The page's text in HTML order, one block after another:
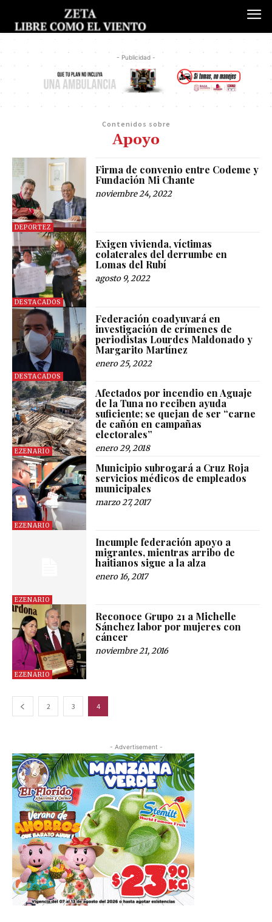
- Publicidad -
Contenidos sobre
Apoyo
DEPORTEZ
Firma de convenio entre Codeme y
Fundación Mi Chante
noviembre 24, 2022
DESTACADOS
Exigen vivienda, víctimas
colaterales del derrumbe en
Lomas del Rubí
agosto 9, 2022
DESTACADOS
Federación coadyuvará en
investigación de crímenes de
periodistas Lourdes Maldonado y
Margarito Martínez
enero 25, 2022
EZENARIO
Afectados por incendio en Aguaje
de la Tuna no reciben ayuda
suficiente; se quejan de ser “carne
de cañón en campañas
electorales”
enero 29, 2018
EZENARIO
Municipio subrogará a Cruz Roja
servicios médicos de empleados
municipales
marzo 27, 2017
EZENARIO
Incumple federación apoyo a
migrantes, mientras arribo de
haitianos sigue a la alza
enero 16, 2017
EZENARIO
Reconoce Grupo 21 a Michelle
Sánchez labor por mujeres con
cáncer
noviembre 21, 2016
2 3 4
- Advertisement -